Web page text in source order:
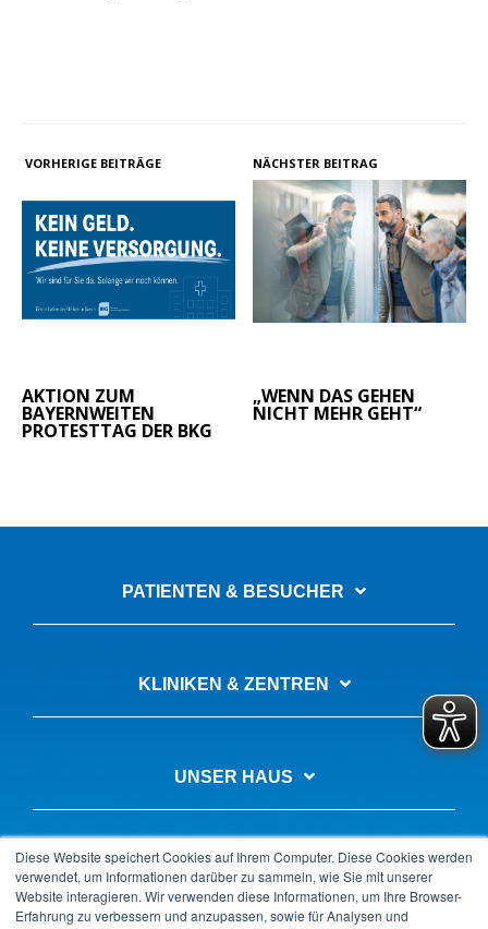
Diese Website speichert Cookies auf Ihrem Computer. Diese Cookies werden
verwendet, um Informationen darüber zu sammeln, wie Sie mit unserer
Website interagieren. Wir verwenden diese Informationen, um Ihre Browser-
Erfahrung zu verbessern und anzupassen, sowie für Analysen und
VORHERIGE BEITRÄGE
AKTION ZUM
BAYERNWEITEN
PROTESTTAG DER BKG
NÄCHSTER BEITRAG
„WENN DAS GEHEN
NICHT MEHR GEHT“
PATIENTEN & BESUCHER
KLINIKEN & ZENTREN
UNSER HAUS
AUSBILDUNG & KARRIERE